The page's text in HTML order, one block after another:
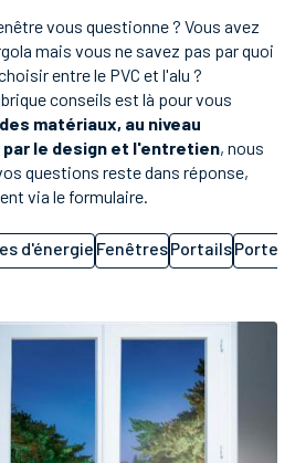
vous questionne ? Vous avez
mais vous ne savez pas par quoi
entre le PVC et l'alu ?
conseils est là pour vous
matériaux, au niveau
par le design et l'entretien, nous
questions reste dans réponse,
via le formulaire.
d'énergie FenêtresPortailsPortes